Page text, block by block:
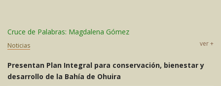
Cruce de Palabras: Magdalena Gómez
Noticias ver +
Fracking en México: estudio advierte los impactos en el
agua y territorios para más de 6 millones de personas
Presentan Plan Integral para conservación, bienestar y
desarrollo de la Bahía de Ohuira